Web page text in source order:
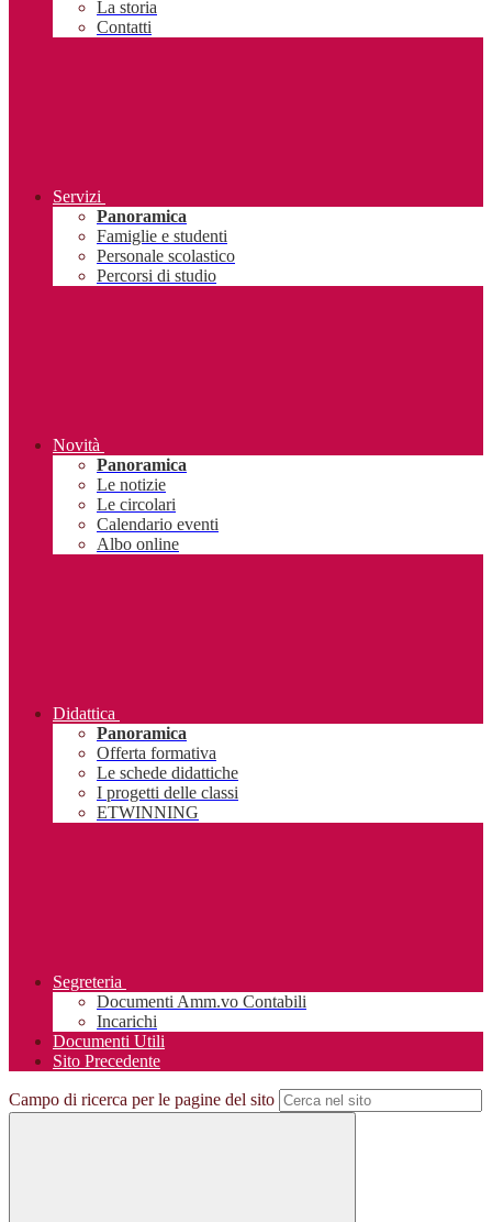
La storia
Contatti
Servizi
Panoramica
Famiglie e studenti
Personale scolastico
Percorsi di studio
Novità
Panoramica
Le notizie
Le circolari
Calendario eventi
Albo online
Didattica
Panoramica
Offerta formativa
Le schede didattiche
I progetti delle classi
ETWINNING
Segreteria
Documenti Amm.vo Contabili
Incarichi
Documenti Utili
Sito Precedente
Campo di ricerca per le pagine del sito